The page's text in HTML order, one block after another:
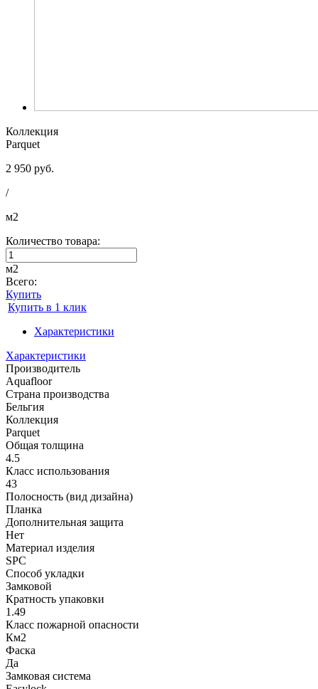
Коллекция
Parquet
2 950 руб.
/
м2
Количество товара:
м2
Всего:
Купить
Купить в 1 клик
Характеристики
Характеристики
Производитель
Aquafloor
Страна производства
Бельгия
Коллекция
Parquet
Общая толщина
4.5
Класс использования
43
Полосность (вид дизайна)
Планка
Дополнительная защита
Нет
Материал изделия
SPC
Способ укладки
Замковой
Кратность упаковки
1.49
Класс пожарной опасности
Км2
Фаска
Да
Замковая система